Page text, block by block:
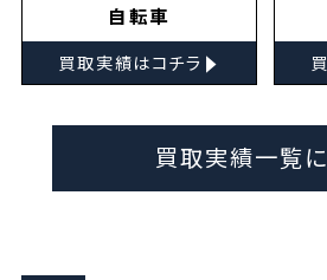
自転車
買取実績はコチラ ▸
買取実績一覧